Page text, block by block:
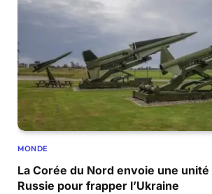
MONDE
La Corée du Nord envoie une
Russie pour frapper l’Ukraine